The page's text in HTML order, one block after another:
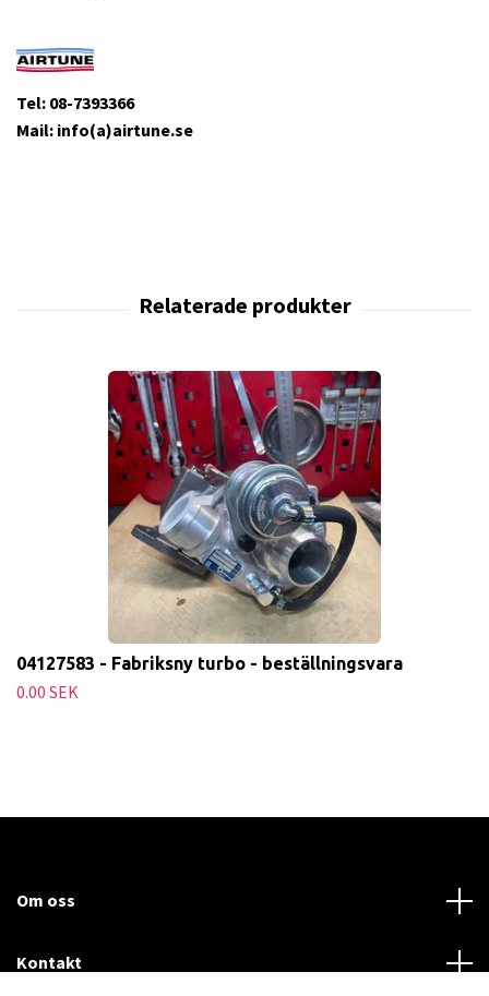
Tel: 08-7393366
Mail: info(a)airtune.se
04127583 - Fabriksny turbo - beställningsvara
0.00 SEK
Om oss
Kontakt